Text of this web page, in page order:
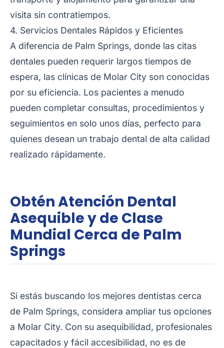
visita sin contratiempos.
4. Servicios Dentales Rápidos y Eficientes
A diferencia de Palm Springs, donde las citas
dentales pueden requerir largos tiempos de
espera, las clínicas de Molar City son conocidas
por su eficiencia. Los pacientes a menudo
pueden completar consultas, procedimientos y
seguimientos en solo unos días, perfecto para
quienes desean un trabajo dental de alta calidad
realizado rápidamente.
Obtén Atención Dental
Asequible y de Clase
Mundial Cerca de Palm
Springs
Si estás buscando los mejores dentistas cerca
de Palm Springs, considera ampliar tus opciones
a Molar City. Con su asequibilidad, profesionales
capacitados y fácil accesibilidad, no es de